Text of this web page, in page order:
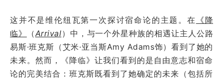
这并不是维伦纽瓦第一次探讨宿命论的主题。在 《降
临》
（Arrival）中，与一个外星种族的相遇让主人公路
易斯·班克斯（艾米·亚当斯Amy Adams饰）看到了她的
未来。然而，《降临》让我们看到的是自由意志和宿命
论的完美结合：班克斯既看到了她确定的未来（包括所